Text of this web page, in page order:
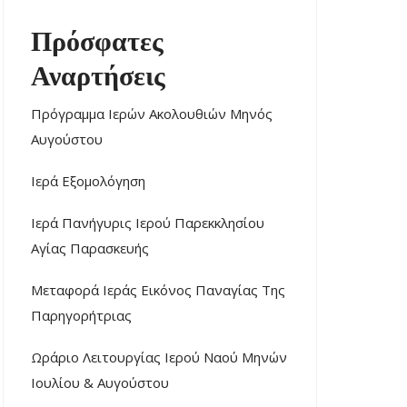
Πρόσφατες
Αναρτήσεις
Πρόγραμμα Ιερών Ακολουθιών Μηνός
Αυγούστου
Ιερά Εξομολόγηση
Ιερά Πανήγυρις Ιερού Παρεκκλησίου
Αγίας Παρασκευής
Μεταφορά Ιεράς Εικόνος Παναγίας Της
Παρηγορήτριας
Ωράριο Λειτουργίας Ιερού Ναού Μηνών
Ιουλίου & Αυγούστου